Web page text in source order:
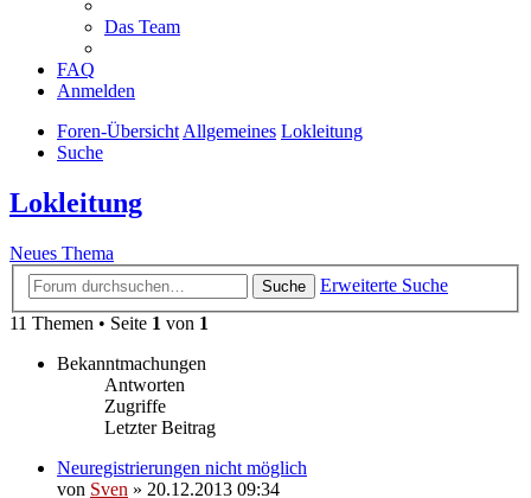
Das Team
FAQ
Anmelden
Foren-ÜbersichtAllgemeines Lokleitung
Suche
Lokleitung
Neues Thema
Suche
Erweiterte Suche
11 Themen • Seite 1 von 1
Bekanntmachungen
Antworten
Zugriffe
Letzter Beitrag
Neuregistrierungen nicht möglich
von Sven » 20.12.2013 09:34